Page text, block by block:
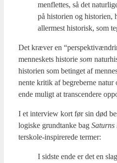
men­flet­tes, så det
på histo­ri­en og histo­ri­en,
aller­mest histo­risk, som
Det kræ­ver en
men­ne­skets histo­rie som
hi­sto­ri­en som betin­get af
nen­te kri­tik af begre­ber­ne natur
ende muligt at trans­cen­de­re
I et inter­view kort før sin død
lo­gi­ske grund­tan­ke bag Saturns
ter­sko­le-inspi­re­re­de ter­mer:
I sid­ste ende er det en